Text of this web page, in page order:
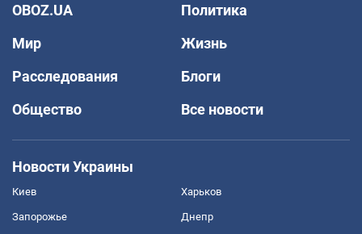
OBOZ.UA
Политика
Мир
Жизнь
Расследования
Блоги
Общество
Все новости
Новости Украины
Киев Харьков
Запорожье Днепр